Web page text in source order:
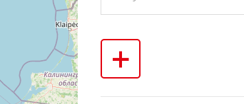
+